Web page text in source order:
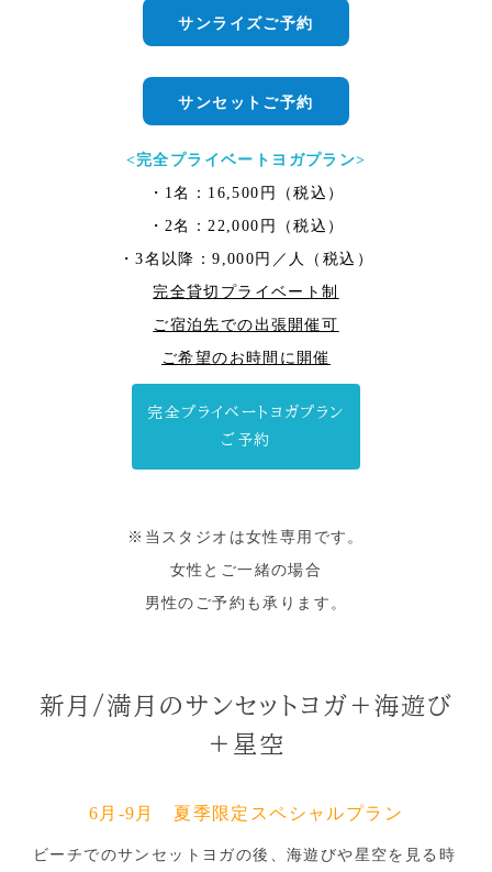
サンライズご予約
サンセットご予約
<完全プライベートヨガプラン>
・1名：16,500円（税込）
・2名：22,000円（税込）
・3名以降：9,000円／人（税込）
完全貸切プライベート制
ご宿泊先での出張開催可
ご希望のお時間に開催
完全プライベートヨガプラン
ご予約
※当スタジオは女性専用です。
女性とご一緒の場合
男性のご予約も承ります。
新月/満月のサンセットヨガ＋海遊び
＋星空
6月-9月 夏季限定スペシャルプラン
ビーチでのサンセットヨガの後、海遊びや星空を見る時